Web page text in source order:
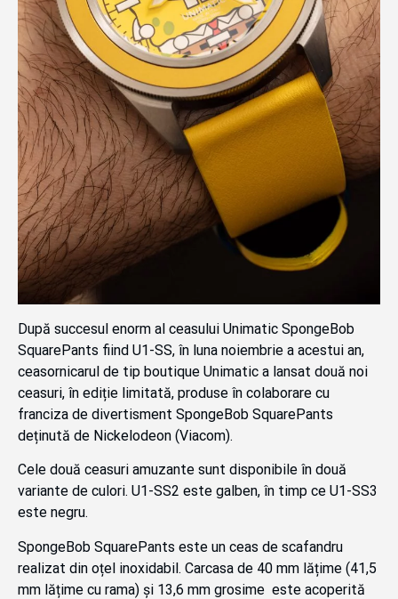
După succesul enorm al ceasului Unimatic SpongeBob
SquarePants fiind U1-SS, în luna noiembrie a acestui an,
ceasornicarul de tip boutique Unimatic a lansat două noi
ceasuri, în ediție limitată, produse în colaborare cu
franciza de divertisment SpongeBob SquarePants
deținută de Nickelodeon (Viacom).
Cele două ceasuri amuzante sunt disponibile în două
variante de culori. U1-SS2 este galben, în timp ce U1-SS3
este negru.
SpongeBob SquarePants este un ceas de scafandru
realizat din oțel inoxidabil. Carcasa de 40 mm lățime (41,5
mm lățime cu rama) și 13,6 mm grosime este acoperită